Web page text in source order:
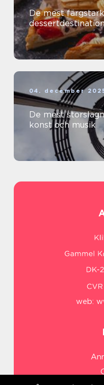
De mest
04. december
De mest
konst och musik
web: